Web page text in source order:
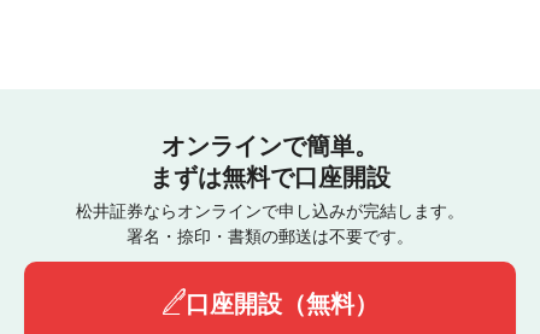
オンラインで簡単。
まずは無料で口座開設
松井証券ならオンラインで申し込みが完結します。
署名・捺印・書類の郵送は不要です。
口座開設（無料）